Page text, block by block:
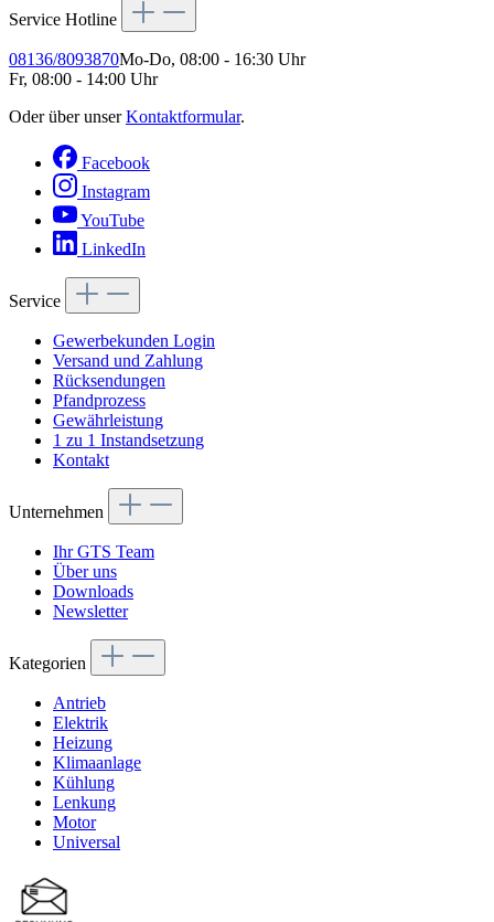
Service Hotline
08136/8093870Mo-Do, 08:00 - 16:30 Uhr
Fr, 08:00 - 14:00 Uhr
Oder über unserKontaktformular.
Facebook
Instagram
YouTube
LinkedIn
Service
Gewerbekunden Login
Versand und Zahlung
Rücksendungen
Pfandprozess
Gewährleistung
1 zu 1 Instandsetzung
Kontakt
Unternehmen
Ihr GTS Team
Über uns
Downloads
Newsletter
Kategorien
Antrieb
Elektrik
Heizung
Klimaanlage
Kühlung
Lenkung
Motor
Universal